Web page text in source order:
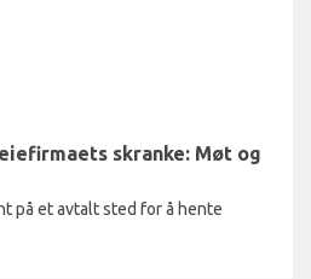
skranke: Møt og
på et avtalt sted for å hente